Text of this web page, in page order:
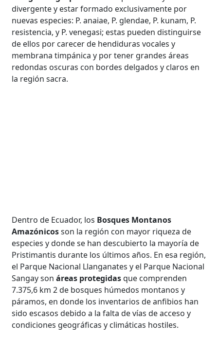
divergente y estar formado exclusivamente por
nuevas especies: P. anaiae, P. glendae, P. kunam, P.
resistencia, y P. venegasi; estas pueden distinguirse
de ellos por carecer de hendiduras vocales y
membrana timpánica y por tener grandes áreas
redondas oscuras con bordes delgados y claros en
la región sacra.
Dentro de Ecuador, los Bosques Montanos
Amazónicosson la región con mayor riqueza de
especies y donde se han descubierto la mayoría de
Pristimantis durante los últimos años. En esa región,
el Parque Nacional Llanganates y el Parque Nacional
Sangay son áreas protegidasque comprenden
7.375,6 km 2 de bosques húmedos montanos y
páramos, en donde los inventarios de anfibios han
sido escasos debido a la falta de vías de acceso y
condiciones geográficas y climáticas hostiles.